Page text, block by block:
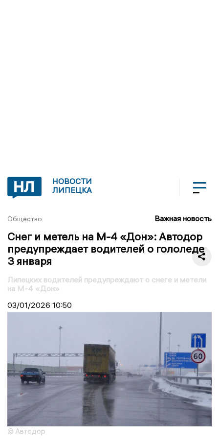
НОВОСТИ
ЛИПЕЦКА
Общество Важная новость
Снег и метель на М-4 «Дон»: Автодор
предупреждает водителей о гололеде
3 января
Липецких водителей предупреждают о снеге и метели
на М-4 «Дон»
03/01/2026 10:50
© Автодор